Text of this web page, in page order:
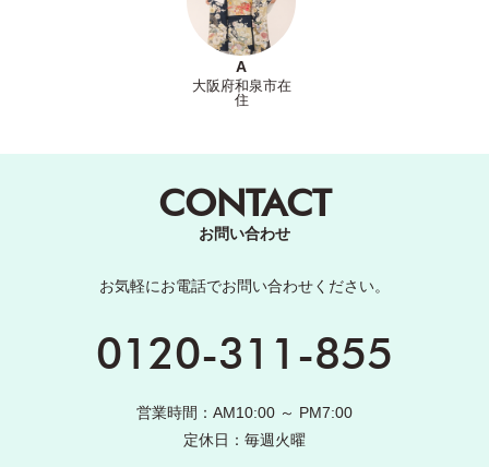
A
大阪府和泉市在
住
CONTACT
お問い合わせ
お気軽にお電話でお問い合わせください。
0120-311-855
営業時間：AM10:00 ～ PM7:00
定休日：毎週火曜